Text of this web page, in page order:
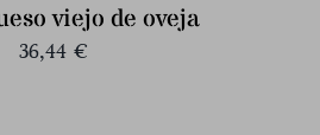
viejo de oveja
36,44 €